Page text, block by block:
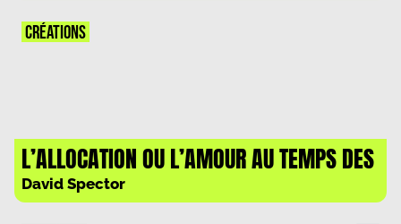
L’ALLOCATION OU L’AMOUR AU TEMPS DES
DEFICITS – PARTIE 1/3
David Spector
CRÉATIONS